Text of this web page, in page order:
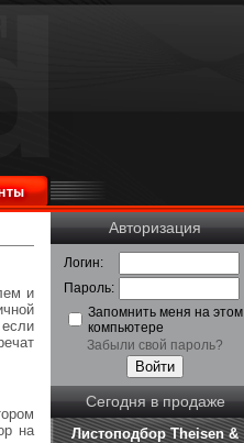
и
на
Авторизация
Логин:
Пароль:
Запомнить меня на этом
компьютере
Забыли свой пароль?
Сегодня в продаже
Листоподбор Theisen &